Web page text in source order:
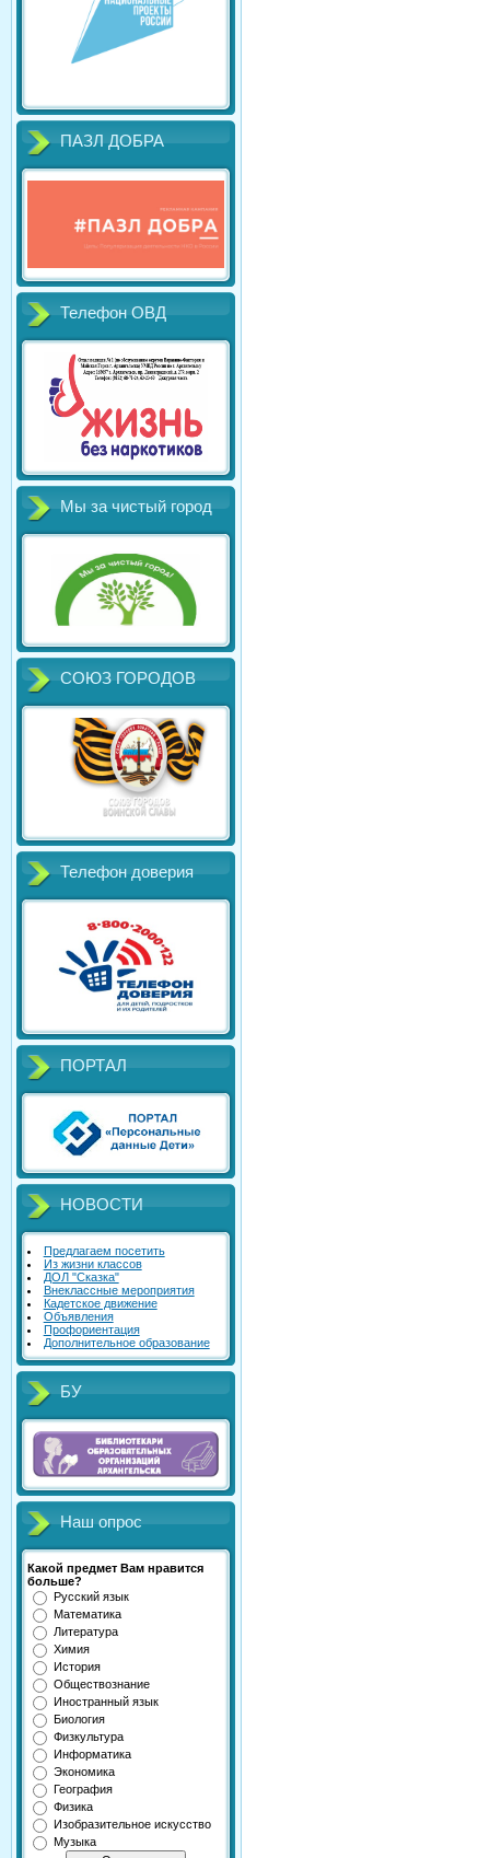
ПАЗЛ ДОБРА
Телефон ОВД
Мы за чистый город
СОЮЗ ГОРОДОВ
Телефон доверия
ПОРТАЛ
НОВОСТИ
Предлагаем посетить
Из жизни классов
ДОЛ "Сказка"
Внеклассные мероприятия
Кадетское движение
Объявления
Профориентация
Дополнительное образование
БУ
Наш опрос
Какой предмет Вам нравится
больше?
Русский язык
Математика
Литература
Химия
История
Обществознание
Иностранный язык
Биология
Физкультура
Информатика
Экономика
География
Физика
Изобразительное искусство
Музыка